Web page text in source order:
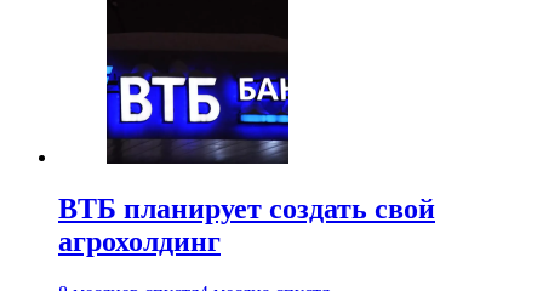
ВТБ планирует создать свой
агрохолдинг